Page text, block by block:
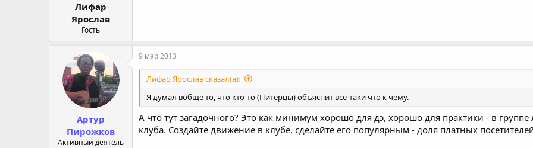
Лифар
Ярослав
Гость
Артур
Пирожков
Активный деятель
9 мар 2013
Лифар Ярослав сказал(а):
Я думал вобще то, что кто-то (Питерцы) объяснит все-таки что к чему.
А что тут загадочного? Это как минимум хорошо для дэ, хорошо для практики - в
клуба. Создайте движение в клубе, сделайте его популярным - доля платных